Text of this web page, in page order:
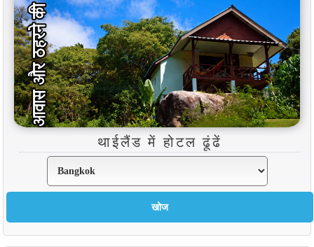
थाईलैंड में होटल ढूंढें